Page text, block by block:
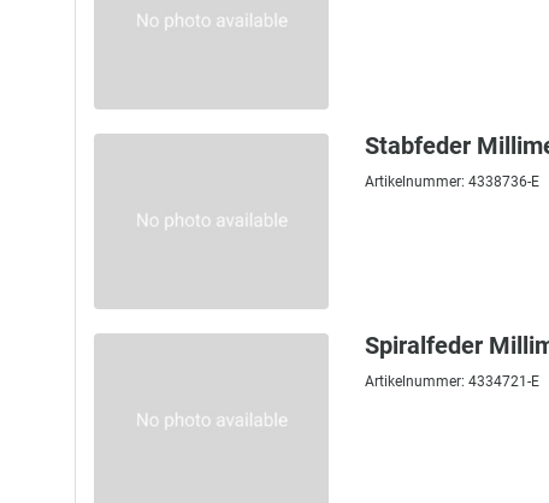
Stabfeder
Artikelnummer: 4338736-E
Spiralfeder
Artikelnummer: 4334721-E